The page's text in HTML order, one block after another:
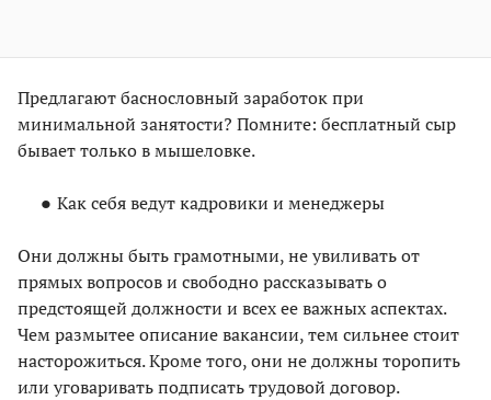
Предлагают баснословный заработок при
минимальной занятости? Помните: бесплатный сыр
бывает только в мышеловке.
Как себя ведут кадровики и менеджеры
Они должны быть грамотными, не увиливать от
прямых вопросов и свободно рассказывать о
предстоящей должности и всех ее важных аспектах.
Чем размытее описание вакансии, тем сильнее стоит
насторожиться. Кроме того, они не должны торопить
или уговаривать подписать трудовой договор.